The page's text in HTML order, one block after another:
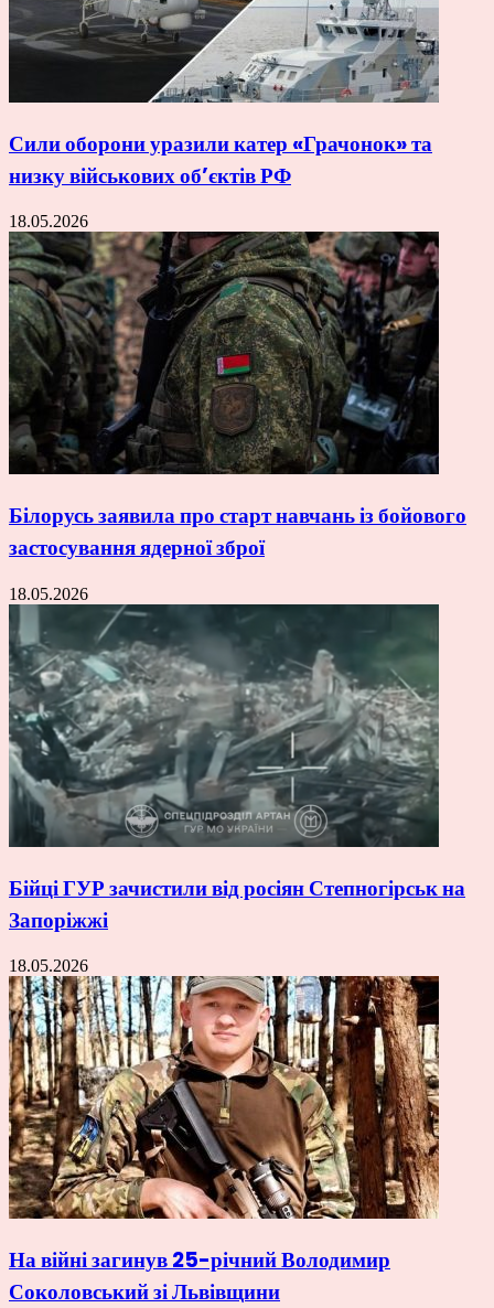
Сили оборони уразили катер «Грачонок» та
низку військових об’єктів РФ
18.05.2026
Білорусь заявила про старт навчань із бойового
застосування ядерної зброї
18.05.2026
Бійці ГУР зачистили від росіян Степногірськ на
Запоріжжі
18.05.2026
На війні загинув 25-річний Володимир
Соколовський зі Львівщини